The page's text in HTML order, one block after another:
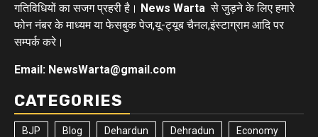
गतिविधियों का सजग प्रहरी है। News Warta से जुड़ने के लिए हमारे
फोन नंबर के माध्यम या फेसबुक पेज,यू-ट्यूब चैनल,इंस्टाग्राम आदि पर
सम्पर्क करे।
Email: NewsWarta@gmail.com
CATEGORIES
BJP Blog Dehardun Dehradun Economy